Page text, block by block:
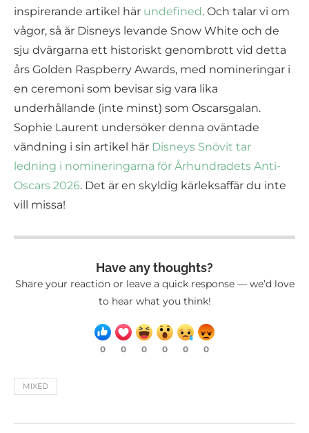
inspirerande artikel här undefined. Och talar vi om
vågor, så är Disneys levande Snow White och de
sju dvärgarna ett historiskt genombrott vid detta
års Golden Raspberry Awards, med nomineringar i
en ceremoni som bevisar sig vara lika
underhållande (inte minst) som Oscarsgalan.
Sophie Laurent undersöker denna oväntade
vändning i sin artikel här Disneys Snövit tar
ledning i nomineringarna för Århundradets Anti-
Oscars 2026. Det är en skyldig kärleksaffär du inte
vill missa!
Have any thoughts?
Share your reaction or leave a quick response — we’d love
to hear what you think!
0 0 0 0 0 0
MIXED